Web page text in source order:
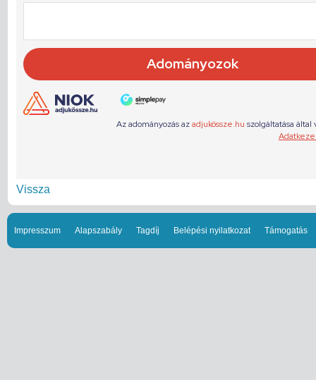
Vissza
Impresszum Alapszabály Tagdíj Belépési nyilatkozat Támogatás